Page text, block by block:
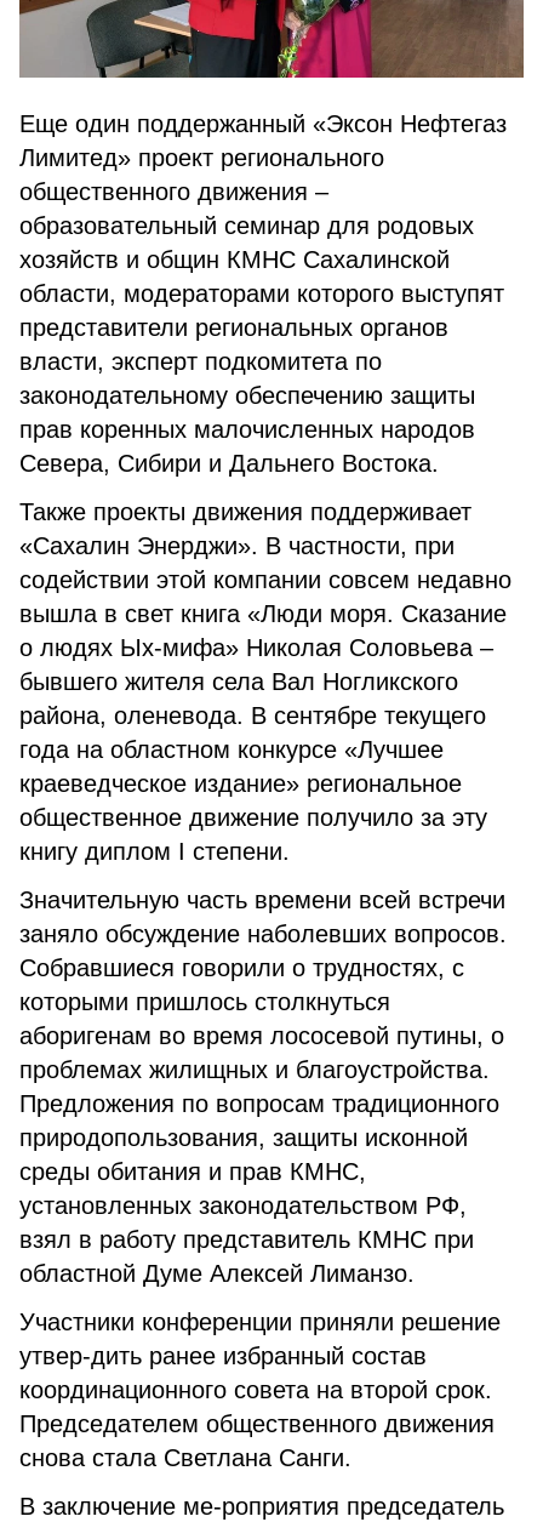
Еще один поддержанный «Эксон Нефтегаз
Лимитед» проект регионального
общественного движения –
образовательный семинар для родовых
хозяйств и общин КМНС Сахалинской
области, модераторами которого выступят
представители региональных органов
власти, эксперт подкомитета по
законодательному обеспечению защиты
прав коренных малочисленных народов
Севера, Сибири и Дальнего Востока.
Также проекты движения поддерживает
«Сахалин Энерджи». В частности, при
содействии этой компании совсем недавно
вышла в свет книга «Люди моря. Сказание
о людях Ых-мифа» Николая Соловьева –
бывшего жителя села Вал Ногликского
района, оленевода. В сентябре текущего
года на областном конкурсе «Лучшее
краеведческое издание» региональное
общественное движение получило за эту
книгу диплом I степени.
Значительную часть времени всей встречи
заняло обсуждение наболевших вопросов.
Собравшиеся говорили о трудностях, с
которыми пришлось столкнуться
аборигенам во время лососевой путины, о
проблемах жилищных и благоустройства.
Предложения по вопросам традиционного
природопользования, защиты исконной
среды обитания и прав КМНС,
установленных законодательством РФ,
взял в работу представитель КМНС при
областной Думе Алексей Лиманзо.
Участники конференции приняли решение
утвер-дить ранее избранный состав
координационного совета на второй срок.
Председателем общественного движения
снова стала Светлана Санги.
В заключение ме-роприятия председатель